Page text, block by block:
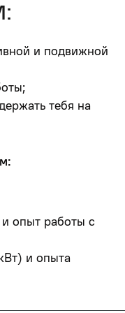
и подвижной
тебя на
опыт работы с
и опыта